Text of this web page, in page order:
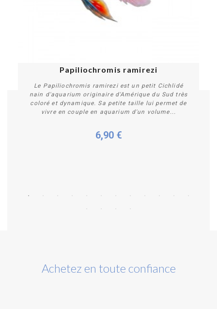
Papiliochromis ramirezi
Le Papiliochromis ramirezi est un petit Cichlidé
nain d'aquarium originaire d'Amérique du Sud très
coloré et dynamique. Sa petite taille lui permet de
vivre en couple en aquarium d'un volume...
6,90 €
Achetez en toute confiance